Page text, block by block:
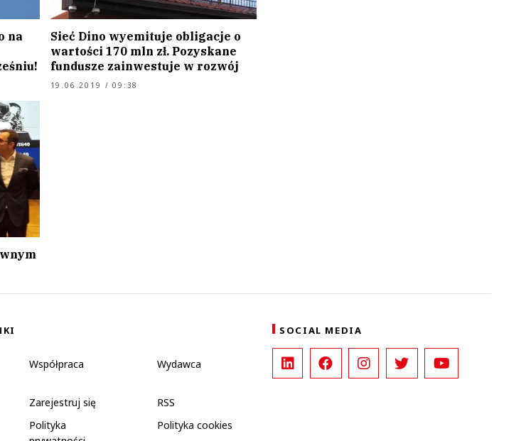
na
Sieć Dino wyemituje obligacje o
wartości 170 mln zł. Pozyskane
fundusze zainwestuje w rozwój
19.06.2019 / 09:38
Współpraca Wydawca
Zarejestruj się
RSS
Polityka
Polityka cookies
SOCIAL MEDIA